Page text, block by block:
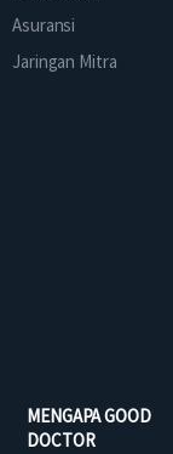
Asuransi
Jaringan Mitra
MENGAPA GOOD
DOCTOR